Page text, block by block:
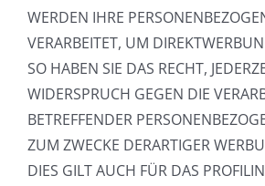
WERDEN IHRE
VERARBEITET, UM
SO HABEN SIE DAS RECHT,
WIDERSPRUCH GEGEN DIE
BETREFFENDER
ZUM ZWECKE DERARTIGER
DIES GILT AUCH FÜR DAS